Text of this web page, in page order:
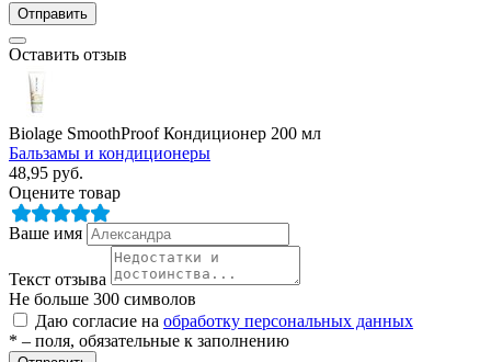
Отправить
Оставить отзыв
Biolage SmoothProof Кондиционер 200 мл
Бальзамы и кондиционеры
48,95 руб.
Оцените товар
Ваше имя
Текст отзыва
Не больше 300 символов
Даю согласие на обработку персональных данных
* – поля, обязательные к заполнению